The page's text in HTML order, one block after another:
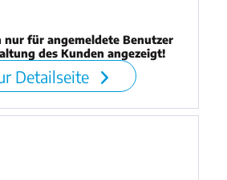
nur für angemeldete Benutzer
des Kunden angezeigt!
Detailseite